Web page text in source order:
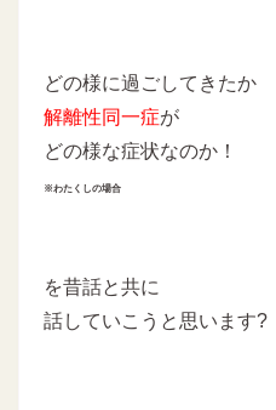
どの様に過ごしてきたか
解離性同一症が
どの様な症状なのか！
※わたくしの場合
を昔話と共に
話していこうと思います?